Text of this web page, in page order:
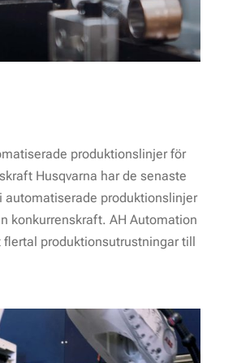
produktionslinjer för
Husqvarna har de senaste
automatiserade produktions­linjer
konkurrens­kraft. AH Automation
flertal produktions­utrustningar till